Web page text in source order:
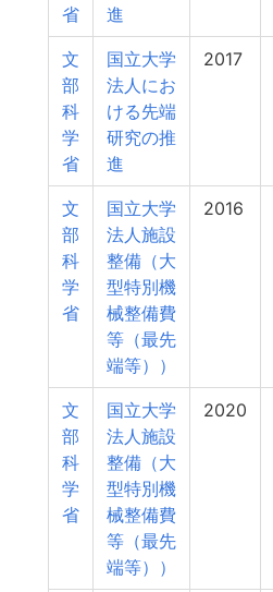
省
進
文
部
科
学
省
国立大学
法人にお
ける先端
研究の推
進
2017
文
部
科
学
省
国立大学
法人施設
整備（大
型特別機
械整備費
等（最先
端等））
2016
文
部
科
学
省
国立大学
法人施設
整備（大
型特別機
械整備費
等（最先
端等））
2020